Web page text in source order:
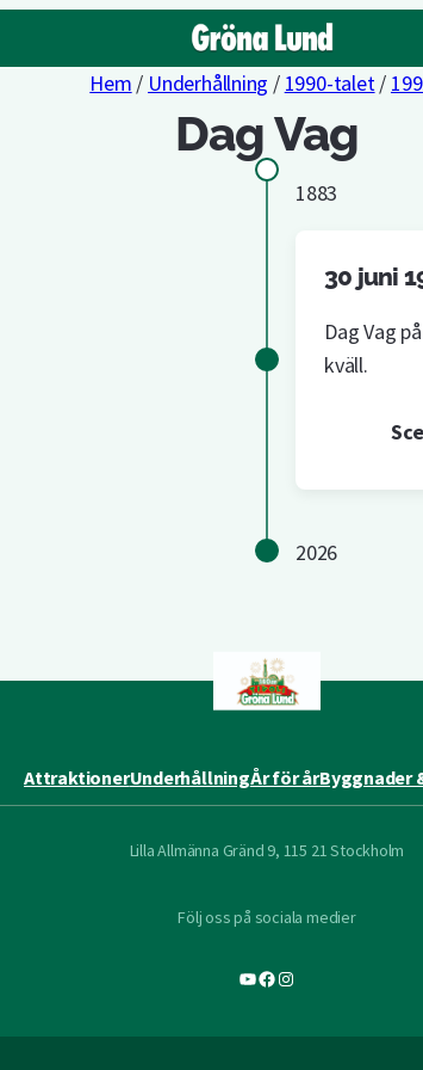
Hem / Underhållning / 1990-talet/
Dag Vag
1883
30 juni
Dag Vag
kväll.
2026
AttraktionerUnderhållningÅr för årByggnader
Lilla Allmänna Gränd 9, 115 21 Stockholm
Följ oss på sociala medier
YouTube
Facebook
Instagram